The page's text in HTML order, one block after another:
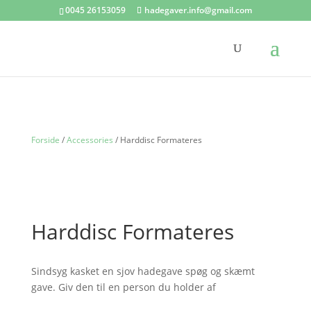
0045 26153059 hadegaver.info@gmail.com
Forside /Accessories / Harddisc Formateres
Harddisc Formateres
Sindsyg kasket en sjov hadegave spøg og skæmt
gave. Giv den til en person du holder af